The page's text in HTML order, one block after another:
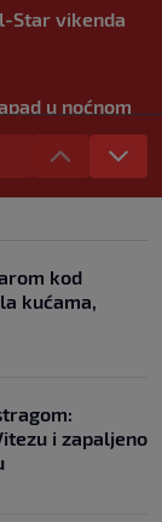
Star vikenda
u noćnom
zbog
kod
kućama,
i zapaljeno